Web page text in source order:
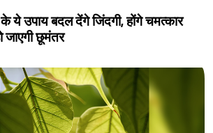
ये उपाय बदल देंगे जिंदगी, होंगे चमत्कार
जाएगी छूमंतर